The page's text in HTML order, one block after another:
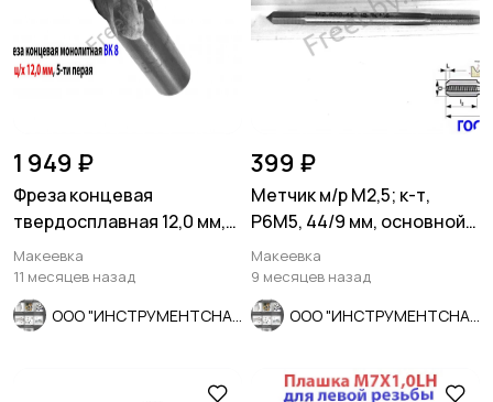
1 949 ₽
Фреза концевая
твердосплавная 12,0 мм,
ц/х, монолит, ВК8, 5-пер,
50/25
Макеевка
11 месяцев назад
399 ₽
Метчик м/р М2,5; к-т,
Р6М5, 44/9 мм, основной
шаг, ГОСТ 3266-81.
Макеевка
9 месяцев назад